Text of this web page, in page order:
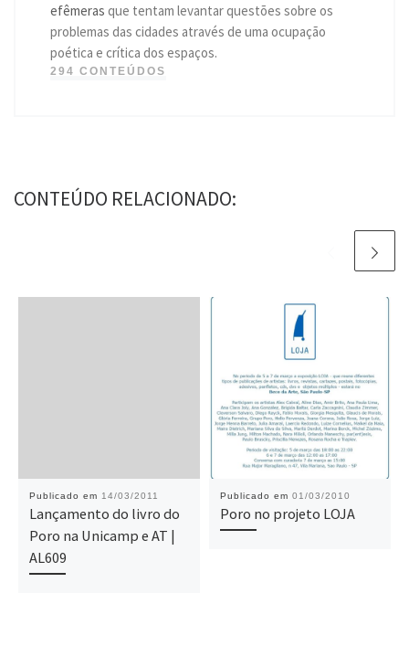
efêmeras que tentam levantar questões sobre os
problemas das cidades através de uma ocupação
poética e crítica dos espaços.
294 CONTEÚDOS
CONTEÚDO RELACIONADO:
Publicado em 14/03/2011
Lançamento do livro do
Poro na Unicamp e AT |
AL609
Publicado em 01/03/2010
Poro no projeto LOJA